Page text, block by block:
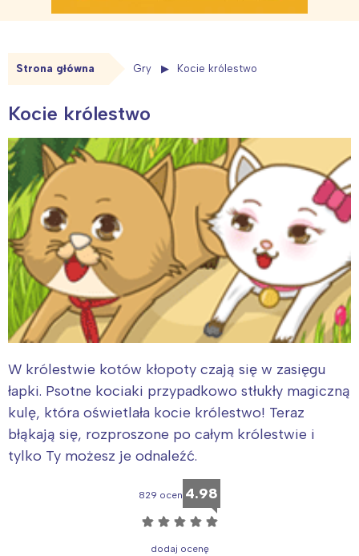
Strona główna Gry Kocie królestwo
Kocie królestwo
W królestwie kotów kłopoty czają się w zasięgu
łapki. Psotne kociaki przypadkowo stłukły magiczną
kulę, która oświetlała kocie królestwo! Teraz
błąkają się, rozproszone po całym królestwie i
tylko Ty możesz je odnaleźć.
829 ocen 4.98
☆ ☆ ☆ ☆ ☆
dodaj ocenę